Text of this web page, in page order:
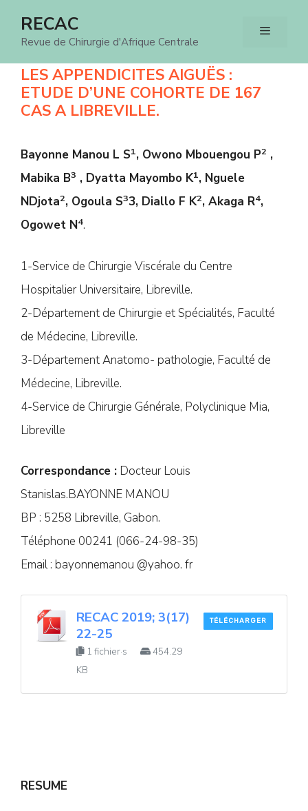
RECAC
Revue de Chirurgie d'Afrique Centrale
Menu
LES APPENDICITES AIGUËS :
ETUDE D’UNE COHORTE DE 167
CAS A LIBREVILLE.
Bayonne Manou L S1, Owono Mbouengou P2 ,
Mabika B3 , Dyatta Mayombo K1, Nguele
NDjota2, Ogoula S33, Diallo F K2, Akaga R4,
Ogowet N4.
1-Service de Chirurgie Viscérale du Centre
Hospitalier Universitaire, Libreville.
2-Département de Chirurgie et Spécialités, Faculté
de Médecine, Libreville.
3-Département Anatomo- pathologie, Faculté de
Médecine, Libreville.
4-Service de Chirurgie Générale, Polyclinique Mia,
Libreville
Correspondance : Docteur Louis
Stanislas.BAYONNE MANOU
BP : 5258 Libreville, Gabon.
Téléphone 00241 (066-24-98-35)
Email : bayonnemanou @yahoo. fr
RECAC 2019; 3(17)
22-25
1 fichier·s
454.29
KB
TÉLÉCHARGER
RESUME